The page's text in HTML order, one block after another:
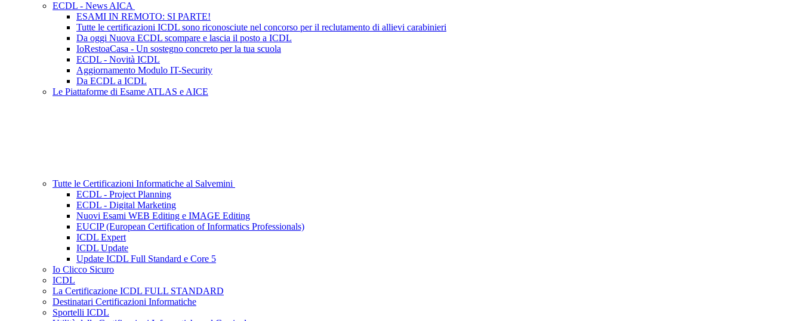
ECDL - News AICA
ESAMI IN REMOTO: SI PARTE!
Tutte le certificazioni ICDL sono riconosciute nel concorso per il reclutamento di allievi carabinieri
Da oggi Nuova ECDL scompare e lascia il posto a ICDL
IoRestoaCasa - Un sostegno concreto per la tua scuola
ECDL - Novità ICDL
Aggiornamento Modulo IT-Security
Da ECDL a ICDL
Le Piattaforme di Esame ATLAS e AICE
Tutte le Certificazioni Informatiche al Salvemini
ECDL - Project Planning
ECDL - Digital Marketing
Nuovi Esami WEB Editing e IMAGE Editing
EUCIP (European Certification of Informatics Professionals)
ICDL Expert
ICDL Update
Update ICDL Full Standard e Core 5
Io Clicco Sicuro
ICDL
La Certificazione ICDL FULL STANDARD
Destinatari Certificazioni Informatiche
Sportelli ICDL